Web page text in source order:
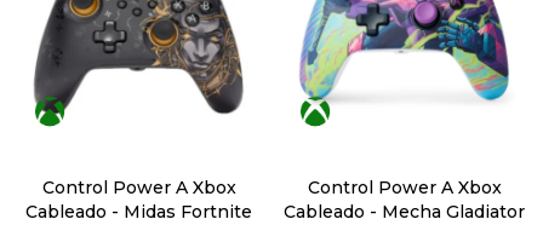
Control Power A Xbox
Cableado - Midas Fortnite
Control Power A Xbox
Cableado - Mecha Gladiator